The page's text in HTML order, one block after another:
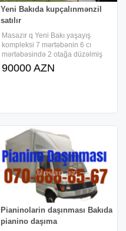
Yeni Bakıda kupçalınmənzil
satılır
Masazır q Yeni Bakı yaşayış
kompleksi 7 mərtəbənin 6 cı
mərtəbəsində 2 otağa düzəlmiş
40 m² sahəsi olan super təmirli
mənzil satılır.Lift, Qaz, Kupça var.
90000 AZN
Pianinolarin daşınması Bakıda
pianino daşıma